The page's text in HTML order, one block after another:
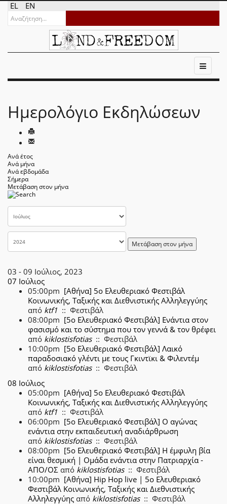
EL EN
Ημερολόγιο Εκδηλώσεων
Ανά έτος
Ανά μήνα
Ανά εβδομάδα
Σήμερα
Μετάβαση στον μήνα
Μετάβαση στον μήνα
03 - 09 Ιούλιος, 2023
07 Ιούλιος
05:00pm [Αθήνα] 5ο Ελευθεριακό Φεστιβάλ
Κοινωνικής, Ταξικής και Διεθνιστικής Αλληλεγγύης
από ktf1 :: Φεστιβάλ
08:00pm [5ο Ελευθεριακό Φεστιβάλ] Ενάντια στον
φασισμό και το σύστημα που τον γεννά & τον θρέφει
από kiklostisfotias:: Φεστιβάλ
10:00pm [5ο Ελευθεριακό Φεστιβάλ] Λαικό
παραδοσιακό γλέντι με τους Γκιντϊκι & Φιλεντέμ
από kiklostisfotias:: Φεστιβάλ
08 Ιούλιος
05:00pm [Αθήνα] 5ο Ελευθεριακό Φεστιβάλ
Κοινωνικής, Ταξικής και Διεθνιστικής Αλληλεγγύης
από ktf1 :: Φεστιβάλ
06:00pm [5ο Ελευθεριακό Φεστιβάλ] Ο αγώνας
ενάντια στην εκπαιδευτική αναδιάρθρωση
από kiklostisfotias:: Φεστιβάλ
08:00pm [5ο Ελευθεριακό Φεστιβάλ] Η έμφυλη βία
είναι θεσμική | Ομάδα ενάντια στην Πατριαρχία -
ΑΠΟ/ΟΣ από kiklostisfotias:: Φεστιβάλ
10:00pm [Αθήνα] Hip Hop live | 5ο Ελευθεριακό
Φεστιβάλ Κοινωνικής, Ταξικής και Διεθνιστικής
Αλληλεγγύης από kiklostisfotias:: Φεστιβάλ